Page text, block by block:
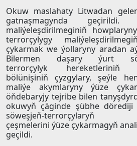
Okuw maslahaty Litwadan
gatnaşmagynda
maliýeleşdirilmeginiň
terrorçylygy
çykarmak we ýollaryny aradan
Bilermen daşary ýurt
terrorçylyk hereketleriniň
bölünişiniň çyzgylary, şeýle
maliýe akymlaryny ýüze
öňdebaryjy tejribe bilen
okuwyň çäginde şübhe
söweşjeň-terrorçylaryň
çeşmelerini ýüze çykarmagyň
geçildi.